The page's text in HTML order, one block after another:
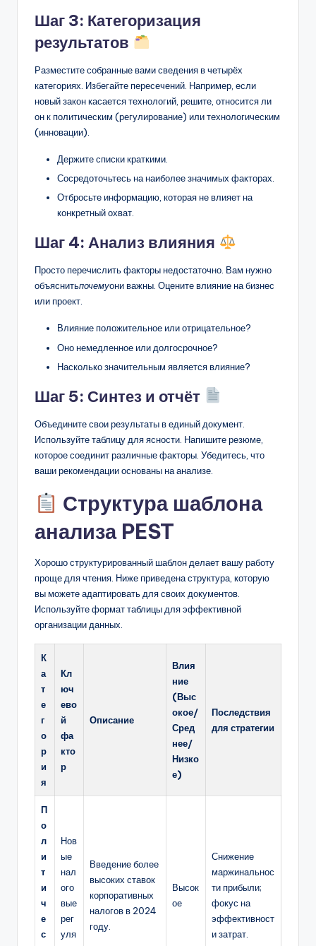
Шаг 3: Категоризация
результатов
Разместите собранные вами сведения в четырёх
категориях. Избегайте пересечений. Например, если
новый закон касается технологий, решите, относится ли
он к политическим (регулирование) или технологическим
(инновации).
Держите списки краткими.
Сосредоточьтесь на наиболее значимых факторах.
Отбросьте информацию, которая не влияет на
конкретный охват.
Шаг 4: Анализ влияния
Просто перечислить факторы недостаточно. Вам нужно
объяснитьпочемуони важны. Оцените влияние на бизнес
или проект.
Влияние положительное или отрицательное?
Оно немедленное или долгосрочное?
Насколько значительным является влияние?
Шаг 5: Синтез и отчёт
Объедините свои результаты в единый документ.
Используйте таблицу для ясности. Напишите резюме,
которое соединит различные факторы. Убедитесь, что
ваши рекомендации основаны на анализе.
Структура шаблона
анализа PEST
Хорошо структурированный шаблон делает вашу работу
проще для чтения. Ниже приведена структура, которую
вы можете адаптировать для своих документов.
Используйте формат таблицы для эффективной
организации данных.
К
а
т
е
г
о
р
и
я
Кл
юч
ево
й
фа
кто
р
Описание
Влия
ние
(Выс
окое/
Сред
нее/
Низко
е)
Последствия
для стратегии
П
о
л
и
т
и
ч
е
с
Нов
ые
нал
ого
вые
рег
уля
Введение более
высоких ставок
корпоративных
налогов в 2024
году.
Высок
ое
Снижение
маржинальнос
ти прибыли;
фокус на
эффективност
и затрат.